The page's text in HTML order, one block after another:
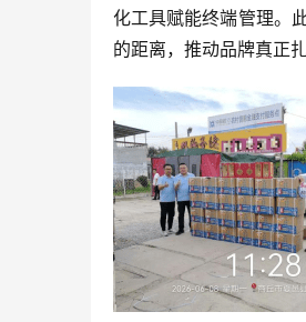
化工具赋能终端管理。
的距离，推动品牌真正